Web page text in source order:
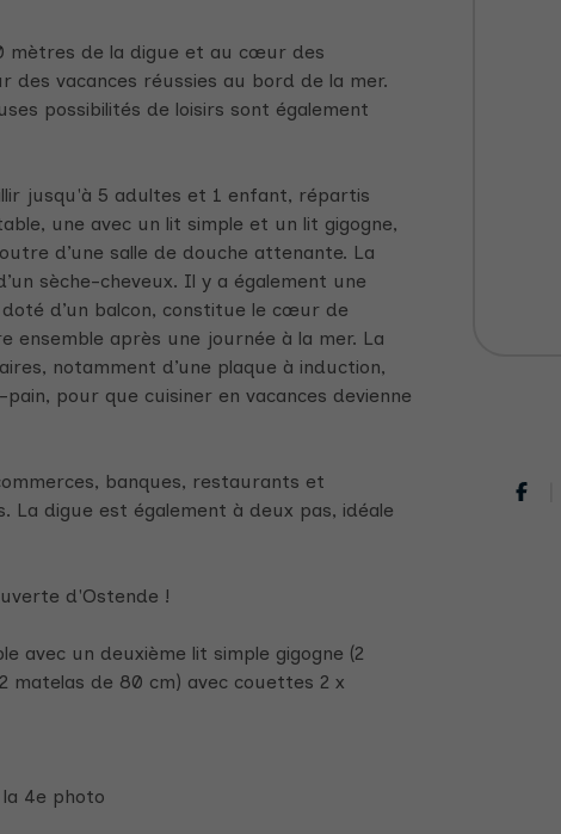
mètres de la digue et au cœur des
vacances réussies au bord de la mer.
possibilités de loisirs sont également
jusqu'à 5 adultes et 1 enfant, répartis
une avec un lit simple et un lit gigogne,
d’une salle de douche attenante. La
sèche-cheveux. Il y a également une
d’un balcon, constitue le cœur de
ensemble après une journée à la mer. La
notamment d’une plaque à induction,
pour que cuisiner en vacances devienne
banques, restaurants et
digue est également à deux pas, idéale
d'Ostende !
avec un deuxième lit simple gigogne (2
matelas de 80 cm) avec couettes 2 x
4e photo